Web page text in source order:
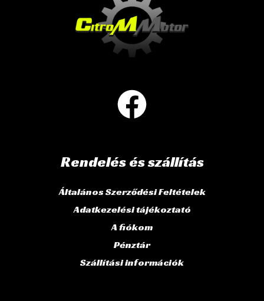
Rendelés és szállítás
Általános Szerződési Feltételek
Adatkezelési tájékoztató
A fiókom
Pénztár
Szállítási információk